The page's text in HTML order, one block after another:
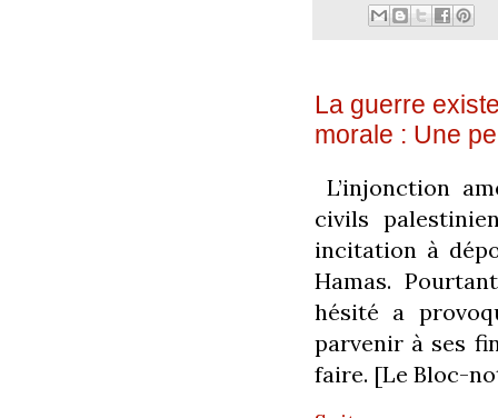
La guerre
morale : Une
L’injonction
civils
incitation à
Hamas.
hésité a
parvenir à ses
faire. [Le Bloc-